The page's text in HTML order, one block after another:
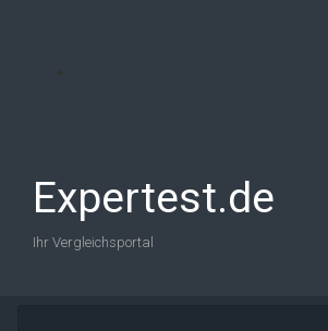
Expertest.de
Ihr Vergleichsportal